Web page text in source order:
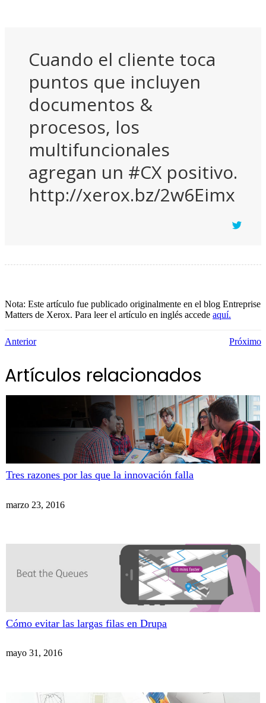
Cuando el cliente toca
puntos que incluyen
documentos &
procesos, los
multifuncionales
agregan un #CX positivo.
http://xerox.bz/2w6Eimx
Nota: Este artículo fue publicado originalmente en el blog Entreprise
Matters de Xerox. Para leer el artículo en inglés accede aquí.
Anterior Próximo
Artículos relacionados
Tres razones por las que la innovación falla
marzo 23, 2016
Cómo evitar las largas filas en Drupa
mayo 31, 2016